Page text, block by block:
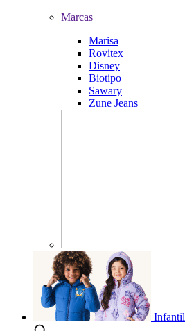
Marcas
Marisa
Rovitex
Disney
Biotipo
Sawary
Zune Jeans
Infantil